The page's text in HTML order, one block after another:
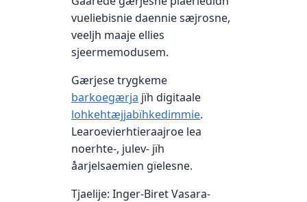
vueliebisnie daennie sæjrosne,
veeljh maaje ellies
sjeermemodusem.
Gærjese trygkeme
barkoegærja jïh digitaale
lohkehtæjjabïhkedimmie.
Learoevierhtieraajroe lea
noerhte-, julev- jïh
åarjelsaemien gïelesne.
Tjaelije: Inger-Biret Vasara-